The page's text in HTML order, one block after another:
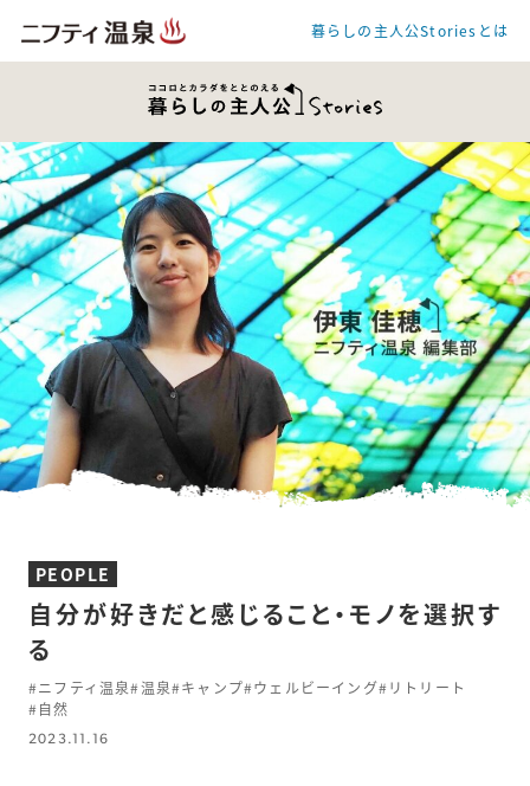
暮らしの主人公Storiesとは
PEOPLE
自分が好きだと感じること・モノを選択す
る
#ニフティ温泉#温泉#キャンプ#ウェルビーイング#リトリート
#自然
2023.11.16